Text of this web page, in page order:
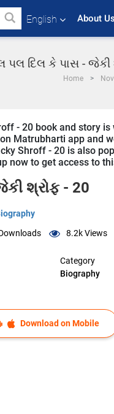
English About Us
પલ દિલ કે પાસ - જેકી
Home
- 20 book and story
Matrubharti app and
Shroff - 20 is also
now to get access to
શ્રોફ - 20
8.2kViews
Category
Biography
Download on Mobile